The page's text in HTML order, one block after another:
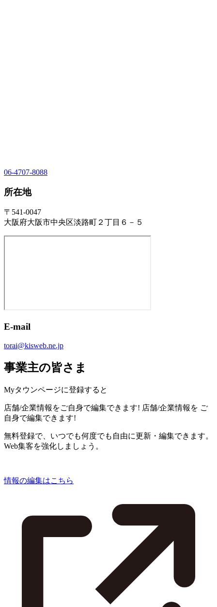
06-4707-8088
所在地
〒541-0047
大阪府大阪市中央区淡路町２丁目６－５
E-mail
torai@kisweb.ne.jp
事業主の皆さま
Myタウンページに登録すると
店舗/企業情報をご自身で編集できます! 店舗/企業情報を ご
自身で編集できます!
無料登録で、いつでも何度でも自由に更新・編集できます。
Web集客を強化しましょう。
情報の編集はこちら